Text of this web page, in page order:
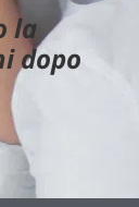
la
dopo